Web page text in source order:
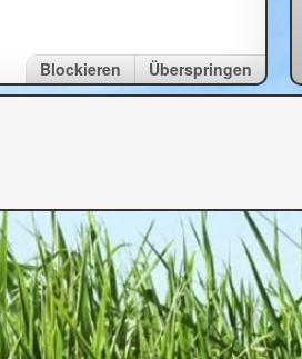
Überspringen
Blockieren